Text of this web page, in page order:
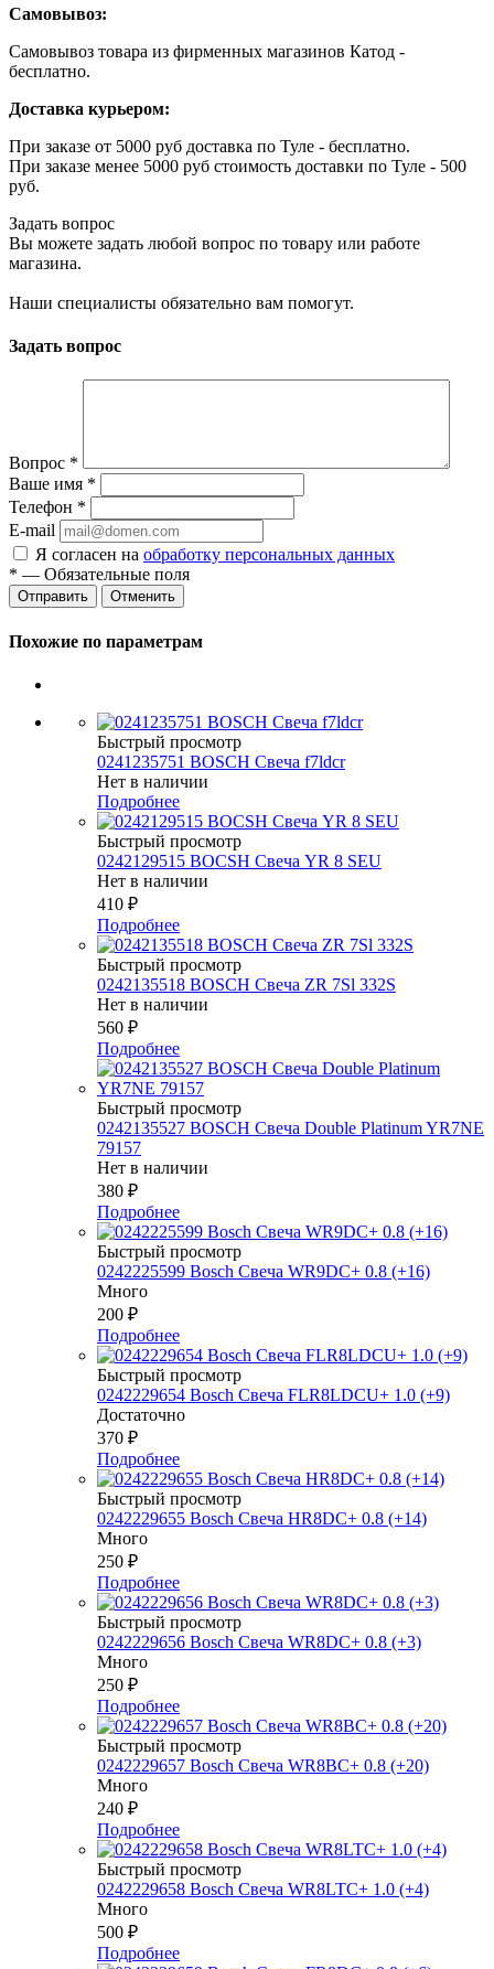
Самовывоз:
Самовывоз товара из фирменных магазинов Катод -
бесплатно.
Доставка курьером:
При заказе от 5000 руб доставка по Туле - бесплатно.
При заказе менее 5000 руб стоимость доставки по Туле - 500
руб.
Задать вопрос
Вы можете задать любой вопрос по товару или работе
магазина.
Наши специалисты обязательно вам помогут.
Задать вопрос
Вопрос *
Ваше имя *
Телефон *
E-mail
Я согласен на обработку персональных данных
* — Обязательные поля
Отменить
Похожие по параметрам
Быстрый просмотр
0241235751 BOSCH Свеча f7ldcr
Нет в наличии
Подробнее
Быстрый просмотр
0242129515 BOCSH Свеча YR 8 SEU
Нет в наличии
410 ₽
Подробнее
Быстрый просмотр
0242135518 BOSCH Свеча ZR 7Sl 332S
Нет в наличии
560 ₽
Подробнее
Быстрый просмотр
0242135527 BOSСH Свеча Double Platinum YR7NE
79157
Нет в наличии
380 ₽
Подробнее
Быстрый просмотр
0242225599 Bosch Свеча WR9DC+ 0.8 (+16)
Много
200 ₽
Подробнее
Быстрый просмотр
0242229654 Bosch Свеча FLR8LDCU+ 1.0 (+9)
Достаточно
370 ₽
Подробнее
Быстрый просмотр
0242229655 Bosch Свеча HR8DC+ 0.8 (+14)
Много
250 ₽
Подробнее
Быстрый просмотр
0242229656 Bosch Свеча WR8DC+ 0.8 (+3)
Много
250 ₽
Подробнее
Быстрый просмотр
0242229657 Bosch Свеча WR8BC+ 0.8 (+20)
Много
240 ₽
Подробнее
Быстрый просмотр
0242229658 Bosch Свеча WR8LTC+ 1.0 (+4)
Много
500 ₽
Подробнее